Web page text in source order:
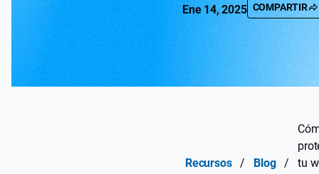
Ene 14, 2025 COMPARTIR
Recursos / Blog /
tu